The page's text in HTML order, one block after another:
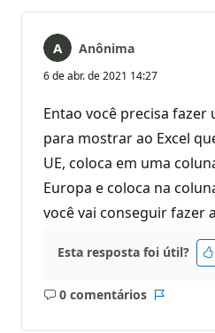
Anônima
6 de abr. de 2021 14:27
Entao você precisa fazer
para mostrar ao Excel
UE, coloca em uma
Europa e coloca na
você vai conseguir fazer
Esta resposta foi útil?
0 comentários
Sem